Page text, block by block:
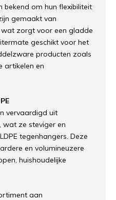
bekend om hun flexibiliteit
gemaakt van
zorgt voor een gladde
geschikt voor het
producten zoals
artikelen en
vervaardigd uit
wat ze steviger en
tegenhangers. Deze
en volumineuzere
huishoudelijke
aan